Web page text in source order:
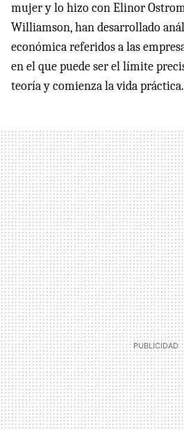
mujer y lo hizo con Elinor
Williamson, han desarrollado
económica referidos a las
en el que puede ser el límite
teoría y comienza la vida práctica.